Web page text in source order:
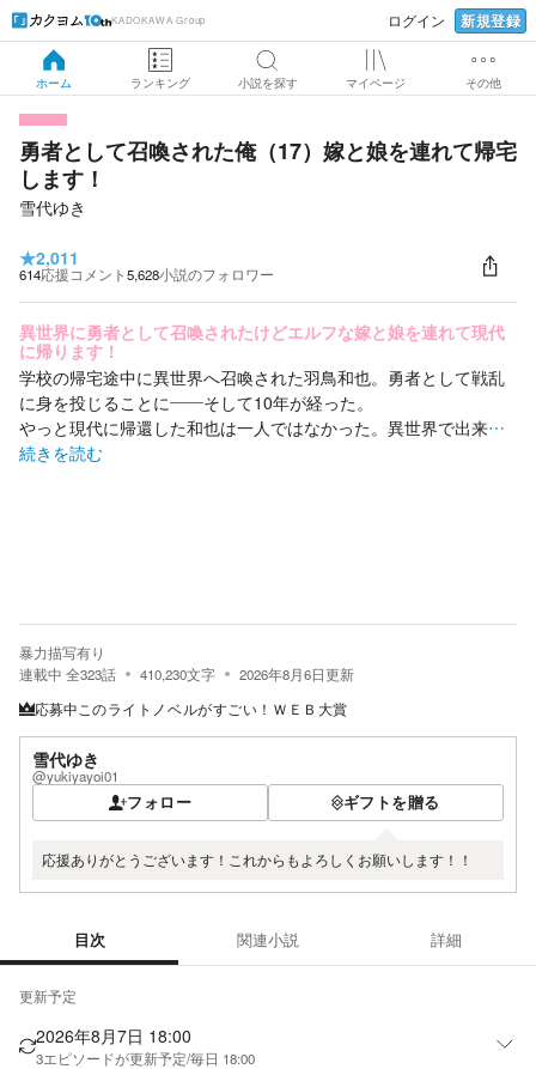
KADOKAWA Group ログイン 新規登録
ホーム ランキング 小説を探す マイページ その他
勇者として召喚された俺（17）嫁と娘を連れて帰宅
します！
雪代ゆき
★2,011
614応援コメント5,628小説のフォロワー
異世界に勇者として召喚されたけどエルフな嫁と娘を連れて現代
に帰ります！
学校の帰宅途中に異世界へ召喚された羽鳥和也。勇者として戦乱
に身を投じることに――そして10年が経った。
やっと現代に帰還した和也は一人ではなかった。異世界で出来…
続きを読む
暴力描写有り
連載中 全323話 410,230文字 2026年8月6日更新
応募中 このライトノベルがすごい！ＷＥＢ大賞
雪代ゆき
@yukiyayoi01
フォロー ギフトを贈る
応援ありがとうございます！これからもよろしくお願いします！！
目次 関連小説 詳細
更新予定
2026年8月7日 18:00
3エピソードが更新予定/毎日 18:00